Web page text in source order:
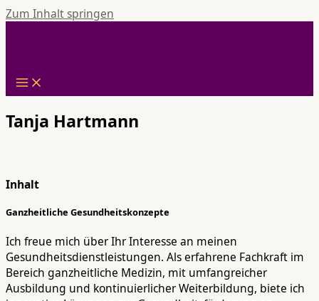
Zum Inhalt springen
Tanja Hartmann
Inhalt
Ganzheitliche Gesundheitskonzepte
Ich freue mich über Ihr Interesse an meinen
Gesundheitsdienstleistungen. Als erfahrene Fachkraft im
Bereich ganzheitliche Medizin, mit umfangreicher
Ausbildung und kontinuierlicher Weiterbildung, biete ich